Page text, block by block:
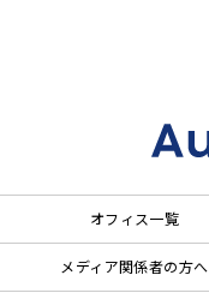
オフィス一覧
メディア関係者の方へ